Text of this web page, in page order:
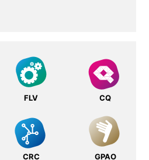
FLV CQ
CRC GPAO